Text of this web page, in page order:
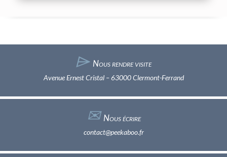
⌲ Nous rendre visite
Avenue Ernest Cristal – 63000 Clermont-Ferrand
✉︎Nous écrire
contact@peekaboo.fr